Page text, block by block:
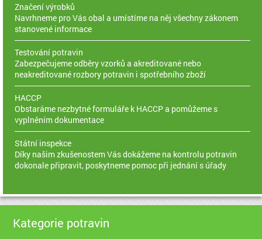
Značení výrobků
Navrhneme pro Vás obal a umístíme na něj všechny zákonem
stanovené informace
Testování potravin
Zabezpečujeme odběry vzorků a akreditované nebo
neakreditované rozbory potravin i spotřebního zboží
HACCP
Obstaráme nezbytné formuláře k HACCP a pomůžeme s
vyplněním dokumentace
Státní inspekce
Díky našim zkušenostem Vás dokážeme na kontrolu potravin
dokonale připravit, poskytneme pomoc při jednání s úřady
Kategorie potravin